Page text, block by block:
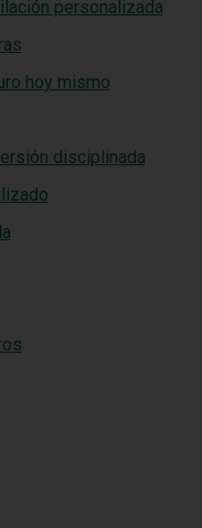
personalizada
hoy mismo
disciplinada